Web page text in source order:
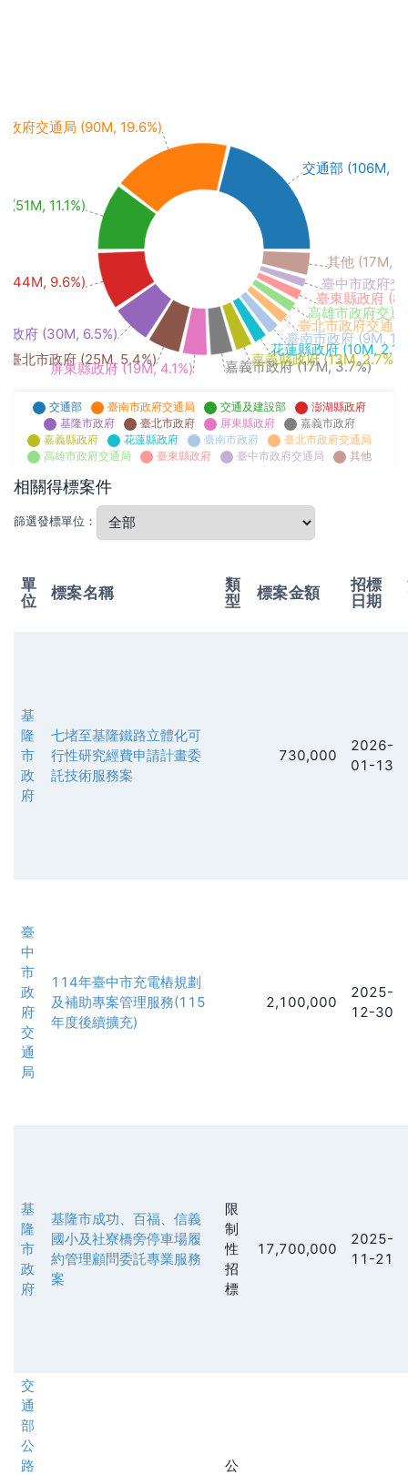
交通部 (106M,
政府交通局 (90M, 19.6%)
(51M, 11.1%)
(44M, 9.6%)
政府 (30M, 6.5%)
臺北市政府 (25M, 5.4%)
屏東縣政府 (19M, 4.1%) 嘉義市政府 (17M, 3.7%)
嘉義縣政府 (13M, 2.7%)
花蓮縣政府 (10M,
臺南市政府 (9M,
臺北市政府交通
高雄市政府交通
臺東縣政府
臺中市政府交
其他 (17M,
交通部 臺南市政府交通局 交通及建設部
澎湖縣政府
基隆市政府
臺北市政府 屏東縣政府
嘉義市政府
嘉義縣政府
花蓮縣政府 臺南市政府
臺北市政府交通局
高雄市政府交通局
臺東縣政府 臺中市政府交通局 其他
相關得標案件
篩選發標單位：
單
位
標案名稱
類
型
標案金額
招標
日期
基
隆
市
政
府
七堵至基隆鐵路立體化可
行性研究經費申請計畫委
託技術服務案
730,000
2026-
01-13
臺
中
市
政
府
交
通
局
114年臺中市充電樁規劃
及補助專案管理服務(115
年度後續擴充)
2,100,000
2025-
12-30
基
隆
市
政
府
基隆市成功、百福、信義
國小及社寮橋旁停車場履
約管理顧問委託專業服務
案
限
制
性
招
標
17,700,000
2025-
11-21
交
通
部
公
路
公